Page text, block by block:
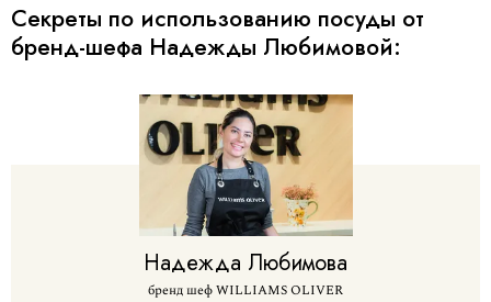
Секреты по использованию посуды от
бренд-шефа Надежды Любимовой:
Надежда Любимова
бренд шеф WILLIAMS OLIVER